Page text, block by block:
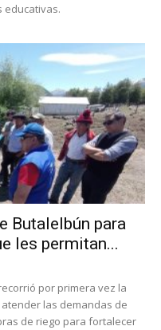
educativas.
Butalelbún para
les permitan...
por primera vez la
las demandas de
de riego para fortalecer